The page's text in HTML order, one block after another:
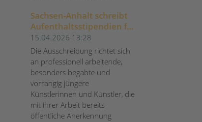
Sachsen-Anhalt schreibt
Aufenthaltsstipendien für
Künstlerinnen und
Künstler aus
15.04.2026 13:28
Die Ausschreibung richtet sich
an professionell arbeitende,
besonders begabte und
vorrangig jüngere
Künstlerinnen und Künstler, die
mit ihrer Arbeit bereits
öffentliche Anerkennung